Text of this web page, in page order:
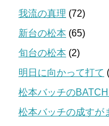
我流の真理 (72)
新台の松本 (65)
旬台の松本 (2)
明日に向かって打て
松本バッチの
松本バッチの成すが